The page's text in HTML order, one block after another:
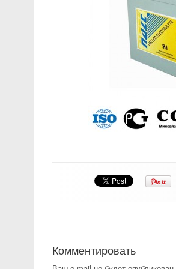
Комментировать